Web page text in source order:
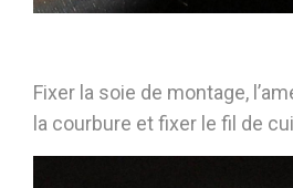
Fixer la soie de montage,
la courbure et fixer le fil de